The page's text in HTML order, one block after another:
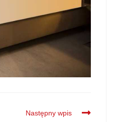
Następny wpis